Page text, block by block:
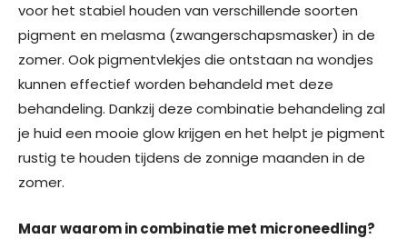
voor het stabiel houden van verschillende soorten
pigment en melasma (zwangerschapsmasker) in de
zomer. Ook pigmentvlekjes die ontstaan na wondjes
kunnen effectief worden behandeld met deze
behandeling. Dankzij deze combinatie behandeling zal
je huid een mooie glow krijgen en het helpt je pigment
rustig te houden tijdens de zonnige maanden in de
zomer.
Maar waarom in combinatie met microneedling?